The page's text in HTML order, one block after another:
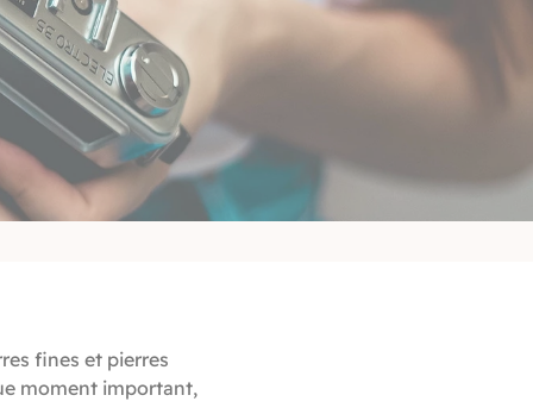
fines et pierres
moment important,